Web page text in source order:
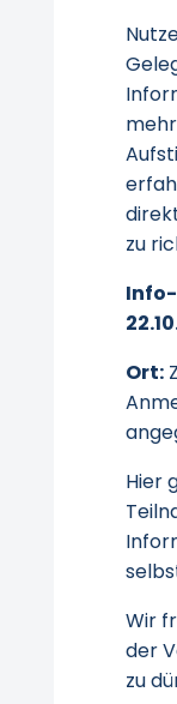
zu
Ort:
Hier
Wir
der
zu